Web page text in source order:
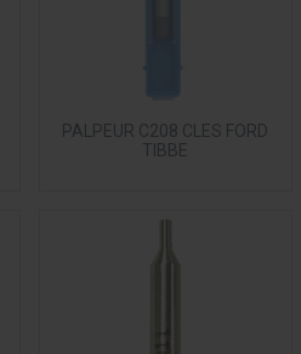
PALPEUR C208 CLES FORD
TIBBE